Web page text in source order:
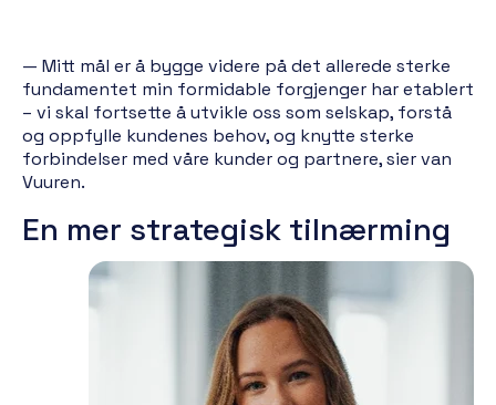
— Mitt mål er å bygge videre på det allerede sterke
fundamentet min formidable forgjenger har etablert
– vi skal fortsette å utvikle oss som selskap, forstå
og oppfylle kundenes behov, og knytte sterke
forbindelser med våre kunder og partnere, sier van
Vuuren.
En mer strategisk tilnærming